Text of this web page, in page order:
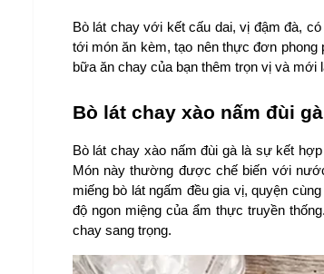
Bò lát chay với kết cấu dai, vị đậm đà,
tới món ăn kèm, tạo nên thực đơn
bữa ăn chay của bạn thêm trọn vị và mới
Bò lát chay xào nấm đùi gà
Bò lát chay xào nấm đùi gà là sự kết
Món này thường được chế biến với
miếng bò lát ngấm đều gia vị, quyện
độ ngon miệng của ẩm thực truyền
chay sang trọng.